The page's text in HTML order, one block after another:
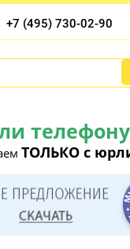
ТОЛЬКО с
+7 (495) 730-02-90